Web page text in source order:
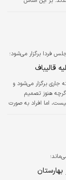
یکی از چهره‌های جبهه
رقابت محمدباقر
قالیباف توانست با ۲۱۹ رای رئیس مجلس باقی
رای پایداری‌ها
فردا برگزار می‌شود؛
قالیباف
برگزار می‌شود و
هنوز تصمیم
اما افراد به صورت
انقلاب اسلامی
با این حال اما